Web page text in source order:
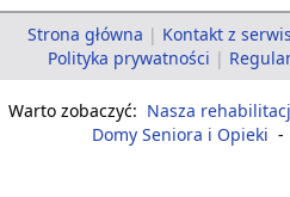
Strona główna | Kontakt z
Polityka prywatności |
Warto zobaczyć: Nasza
Domy Seniora i Opieki -